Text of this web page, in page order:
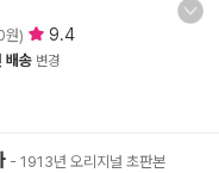
원) 9.4
배송 변경
- 1913년 오리지널 초판본